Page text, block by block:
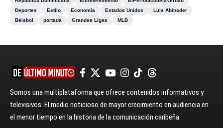
Deportes
Estilo Economía Estados Unidos
Luis Abinader
Béisbol
portada Grandes Ligas MLB
Somos una multiplataforma que ofrece contenidos informativos y
televisivos. El medio noticioso de mayor crecimiento en audiencia en
el menor tiempo en la historia de la comunicación caribeña.